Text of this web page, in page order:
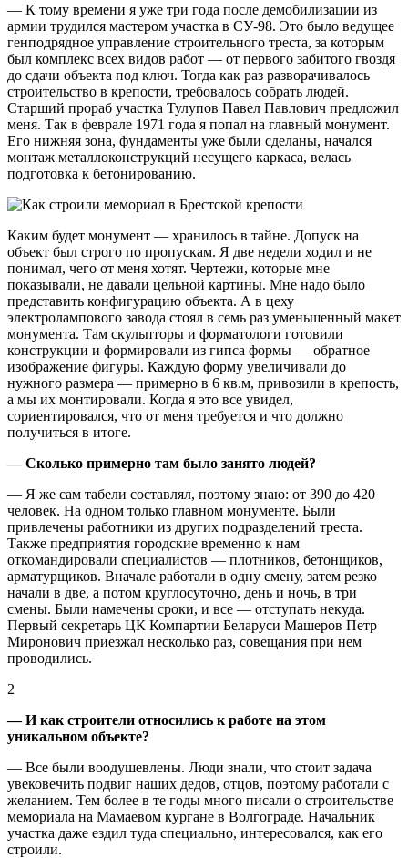
— К тому времени я уже три года после демобилизации из
армии трудился мастером участка в СУ-98. Это было ведущее
генподрядное управление строительного треста, за которым
был комплекс всех видов работ — от первого забитого гвоздя
до сдачи объекта под ключ. Тогда как раз разворачивалось
строительство в крепости, требовалось собрать людей.
Старший прораб участка Тулупов Павел Павлович предложил
меня. Так в феврале 1971 года я попал на главный монумент.
Его нижняя зона, фундаменты уже были сделаны, начался
монтаж металлоконструкций несущего каркаса, велась
подготовка к бетонированию.
Каким будет монумент — хранилось в тайне. Допуск на
объект был строго по пропускам. Я две недели ходил и не
понимал, чего от меня хотят. Чертежи, которые мне
показывали, не давали цельной картины. Мне надо было
представить конфигурацию объекта. А в цеху
электролампового завода стоял в семь раз уменьшенный макет
монумента. Там скульпторы и форматологи готовили
конструкции и формировали из гипса формы — обратное
изображение фигуры. Каждую форму увеличивали до
нужного размера — примерно в 6 кв.м, привозили в крепость,
а мы их монтировали. Когда я это все увидел,
сориентировался, что от меня требуется и что должно
получиться в итоге.
— Сколько примерно там было занято людей?
— Я же сам табели составлял, поэтому знаю: от 390 до 420
человек. На одном только главном монументе. Были
привлечены работники из других подразделений треста.
Также предприятия городские временно к нам
откомандировали специалистов — плотников, бетонщиков,
арматурщиков. Вначале работали в одну смену, затем резко
начали в две, а потом круглосуточно, день и ночь, в три
смены. Были намечены сроки, и все — отступать некуда.
Первый секретарь ЦК Компартии Беларуси Машеров Петр
Миронович приезжал несколько раз, совещания при нем
проводились.
2
— И как строители относились к работе на этом
уникальном объекте?
— Все были воодушевлены. Люди знали, что стоит задача
увековечить подвиг наших дедов, отцов, поэтому работали с
желанием. Тем более в те годы много писали о строительстве
мемориала на Мамаевом кургане в Волгограде. Начальник
участка даже ездил туда специально, интересовался, как его
строили.